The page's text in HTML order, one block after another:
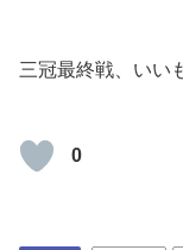
三冠最終戦、いい
0